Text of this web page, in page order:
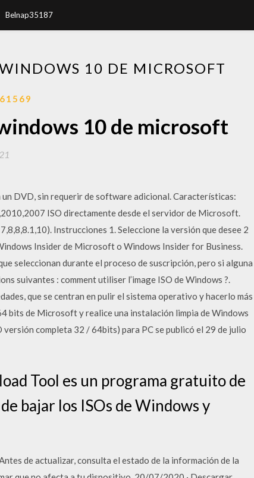
Belnap35187
10 DE MICROSOFT
10 de microsoft
DVD, sin requerir de software adicional. Características:
ISO directamente desde el servidor de Microsoft.
Instrucciones 1. Seleccione la versión que desee 2
Insider de Microsoft o Windows Insider for Business.
seleccionan durante el proceso de suscripción, pero si alguna
suivantes : comment utiliser l’image ISO de Windows ?.
que se centran en pulir el sistema operativo y hacerlo más
bits de Microsoft y realice una instalación limpia de Windows
completa 32 / 64bits) para PC se publicó el 29 de julio
Tool es un programa gratuito de
bajar los ISOs de Windows y
de actualizar, consulta el estado de la información de la